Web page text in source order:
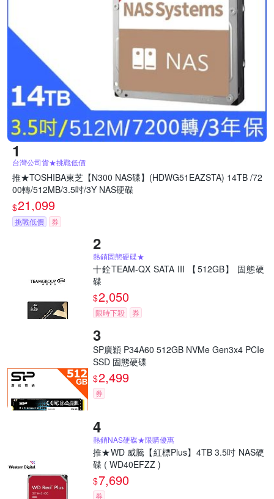
台灣公司貨★挑戰低價
推★TOSHIBA東芝【N300 NAS碟】(HDWG51EAZSTA) 14TB /72
00轉/512MB/3.5吋/3Y NAS硬碟
$21,099
挑戰低價 券
熱銷固態硬碟★
十銓TEAM-QX SATA III 【512GB】 固態硬
碟
$2,050
限時下殺 券
SP廣穎 P34A60 512GB NVMe Gen3x4 PCIe
SSD 固態硬碟
$2,499
券
熱銷NAS硬碟★限購優惠
推★WD 威騰【紅標Plus】4TB 3.5吋 NAS硬
碟 ( WD40EFZZ )
$7,690
券